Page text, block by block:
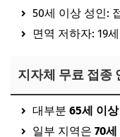
50세 이상 성인:
면역 저하자: 19
지자체 무료 접종
대부분 65세 이
일부 지역은 70